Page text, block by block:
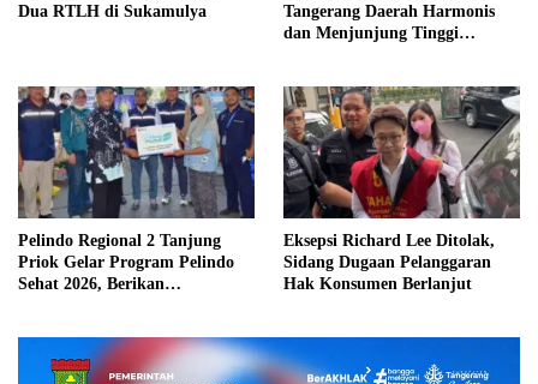
Dua RTLH di Sukamulya
Tangerang Daerah Harmonis
dan Menjunjung Tinggi
Pelindo Regional 2 Tanjung
Priok Gelar Program Pelindo
Sehat 2026, Berikan
Eksepsi Richard Lee Ditolak,
Sidang Dugaan Pelanggaran
Hak Konsumen Berlanjut